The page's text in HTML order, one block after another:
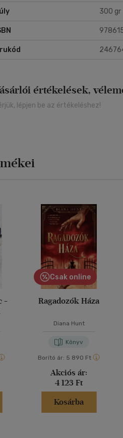
300 gr
értékelések,
lépjen be az értékeléshez!
-
Csak online
Ragadozók Háza
Diana Hunt
Könyv
Borító ár: 5 890 Ft
Akciós ár:
4 123 Ft
Kosárba